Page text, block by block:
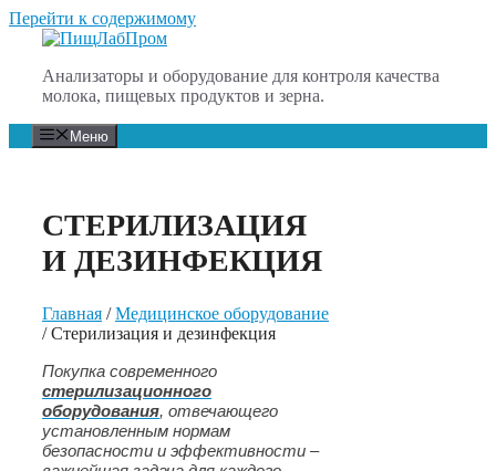
Перейти к содержимому
Анализаторы и оборудование для контроля качества
молока, пищевых продуктов и зерна.
Меню
СТЕРИЛИЗАЦИЯ
И ДЕЗИНФЕКЦИЯ
Главная /Медицинское оборудование
/ Стерилизация и дезинфекция
Покупка современного
стерилизационного
оборудования, отвечающего
установленным нормам
безопасности и эффективности –